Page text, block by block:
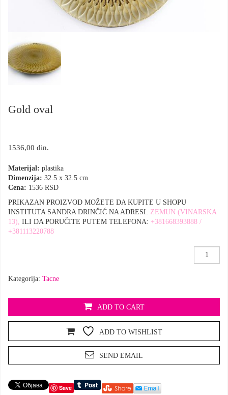
Gold oval
1536,00 din.
Materijal: plastika
Dimenzija: 32.5 x 32.5 cm
Cena: 1536 RSD
PRIKAZAN PROIZVOD MOŽETE DA KUPITE U SHOPU
INSTITUTA SANDRA DRINČIĆ NA ADRESI: ZEMUN (VINARSKA
13), ILI DA PORUČITE PUTEM TELEFONA: +381668393888 /
+381113220788
Gold
Kategorija: Tacne
ADD TO CART
ADD TO WISHLIST
SEND EMAIL
Save